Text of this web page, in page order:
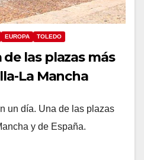
EUROPA TOLEDO
las plazas más
La Mancha
un día. Una de las plazas
y de España.